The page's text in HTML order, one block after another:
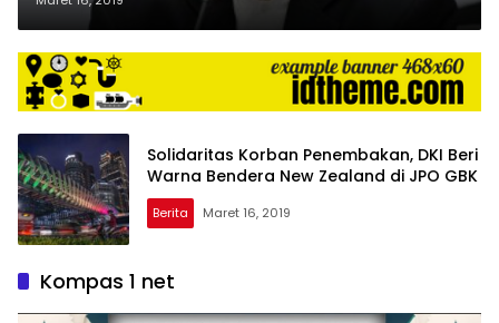
Solidaritas Korban Penembakan, DKI Beri
Warna Bendera New Zealand di JPO GBK
Berita Maret 16, 2019
Kompas 1 net